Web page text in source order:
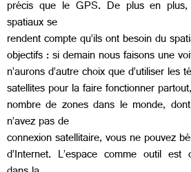
précis que le GPS. De plus en
spatiaux se
rendent compte qu’ils ont besoin du
objectifs : si demain nous faisons une
n’aurons d’autre choix que d’utiliser les
satellites pour la faire fonctionner
nombre de zones dans le monde,
n’avez pas de
connexion satellitaire, vous ne pouvez
d’Internet. L’espace comme outil